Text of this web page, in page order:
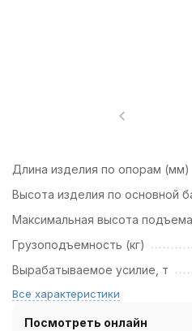
Длина изделия по опорам (мм)
Высота изделия по основной
Максимальная высота
Грузоподъемность (кг)
Вырабатываемое усилие, т
Все характеристики
Посмотреть онлайн